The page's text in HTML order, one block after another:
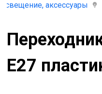
аксессуары
Е27